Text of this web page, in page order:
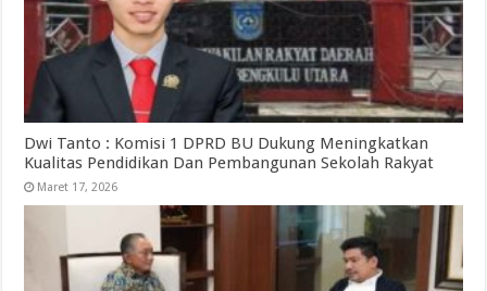
Dwi Tanto : Komisi 1 DPRD BU Dukung Meningkatkan
Kualitas Pendidikan Dan Pembangunan Sekolah Rakyat
Maret 17, 2026